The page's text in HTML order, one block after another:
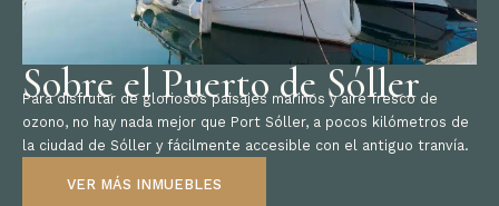
Sobre el Puerto de Sóller
Para disfrutar de gloriosos paisajes marinos y aire fresco de
ozono, no hay nada mejor que Port Sóller, a pocos kilómetros de
la ciudad de Sóller y fácilmente accesible con el antiguo tranvía.
VER MÁS INMUEBLES